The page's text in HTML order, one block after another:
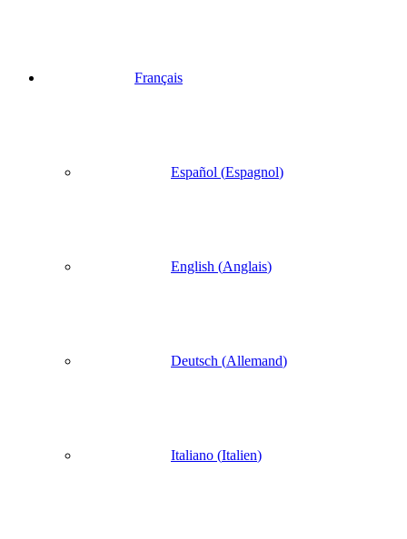
Français
Español (Espagnol)
English (Anglais)
Deutsch (Allemand)
Italiano (Italien)